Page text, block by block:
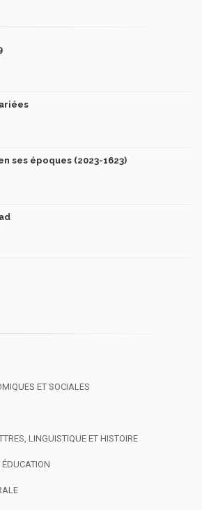
ses époques (2023-1623)
ET SOCIALES
LINGUISTIQUE ET HISTOIRE
ÉDUCATION